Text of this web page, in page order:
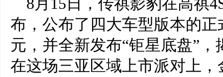
布，公布了四大车型版本的正
元，并全新发布“钜星底盘”
在这场三亚区域上市派对上